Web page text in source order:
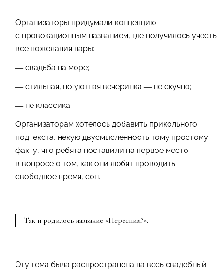
Организаторы придумали концепцию
с провокационным названием, где получилось учесть
все пожелания пары:
— свадьба на море;
— стильная, но уютная вечеринка — не скучно;
— не классика.
Организаторам хотелось добавить прикольного
подтекста, некую двусмысленность тому простому
факту, что ребята поставили на первое место
в вопросе о том, как они любят проводить
свободное время, сон.
Так и родилось название «Переспим?».
Эту тема была распространена на весь свадебный